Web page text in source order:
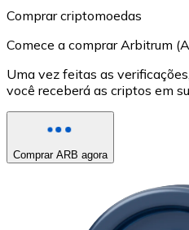
Comprar criptomoedas
Comece a comprar Arbitrum
Uma vez feitas as
você receberá as criptos em
Comprar ARB agora